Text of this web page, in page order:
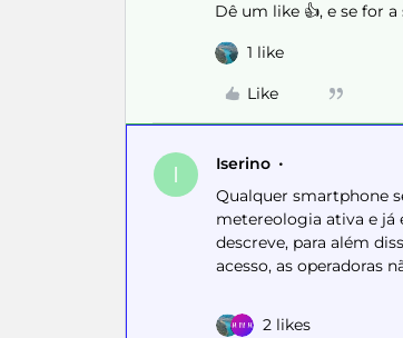
Dê um like 👍, e se for
1 like
Like
I Iserino
Qualquer smartphone
metereologia ativa e já
descreve, para além
acesso, as operadoras
2 likes